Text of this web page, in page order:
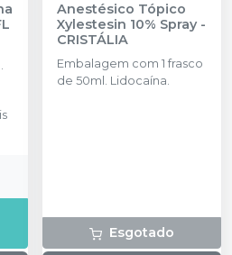
Anestésico Tópico
Xylestesin 10% Spray-
CRISTÁLIA
Embalagem com 1 frasco
de 50ml. Lidocaína.
Esgotado